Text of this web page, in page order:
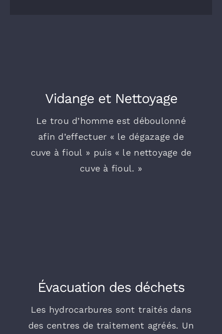
Vidange et Nettoyage
Le trou d’homme est déboulonné
afin d’effectuer « le dégazage de
cuve à fioul » puis « le nettoyage de
cuve à fioul. »
Évacuation des déchets
Les hydrocarbures sont traités dans
des centres de traitement agréés. Un